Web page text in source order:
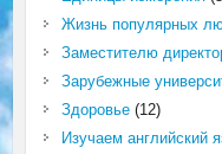
Жизнь популярных
Заместителю
Зарубежные
Здоровье(12)
Изучаем английский